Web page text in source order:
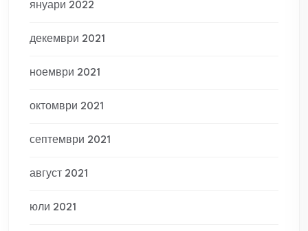
януари 2022
декември 2021
ноември 2021
октомври 2021
септември 2021
август 2021
юли 2021